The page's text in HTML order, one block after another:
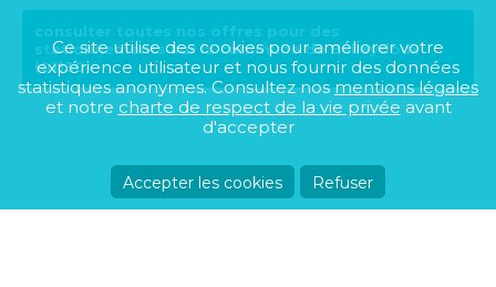
consulter toutes nos offres pour des
stationnements sur la commune de Belleydoux
(01130)
Ce site utilise des cookies pour améliorer votre
expérience utilisateur et nous fournir des données
statistiques anonymes. Consultez nosmentions légales
et notre charte de respect de la vie privée avant
d'accepter
Accepter les cookies Refuser